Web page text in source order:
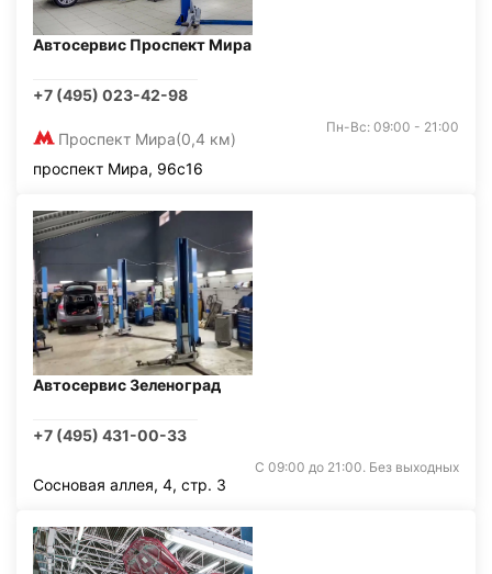
Автосервис Проспект Мира
+7 (495) 023-42-98
Проспект Мира(0,4 км)
Пн-Вс: 09:00 - 21:00
проспект Мира, 96с16
Автосервис Зеленоград
+7 (495) 431-00-33
С 09:00 до 21:00. Без выходных
Сосновая аллея, 4, стр. 3